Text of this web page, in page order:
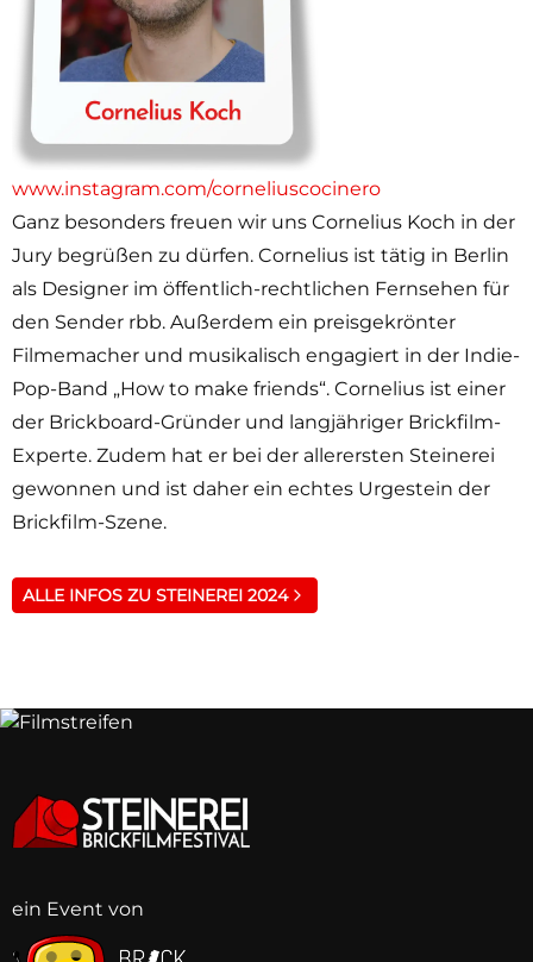
www.instagram.com/corneliuscocinero
Ganz besonders freuen wir uns Cornelius Koch in der
Jury begrüßen zu dürfen. Cornelius ist tätig in Berlin
als Designer im öffentlich-rechtlichen Fernsehen für
den Sender rbb. Außerdem ein preisgekrönter
Filmemacher und musikalisch engagiert in der Indie-
Pop-Band „How to make friends“. Cornelius ist einer
der Brickboard-Gründer und langjähriger Brickfilm-
Experte. Zudem hat er bei der allerersten Steinerei
gewonnen und ist daher ein echtes Urgestein der
Brickfilm-Szene.
ALLE INFOS ZU STEINEREI 2024
ein Event von